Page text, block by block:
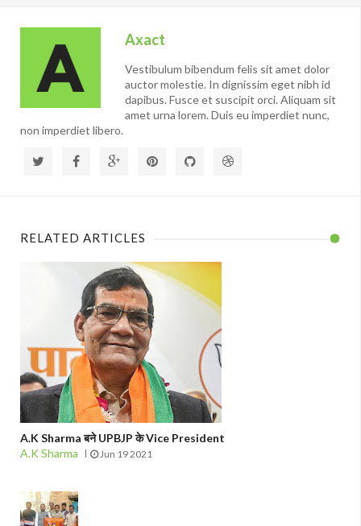
Axact
Vestibulum bibendum felis sit amet dolor
auctor molestie. In dignissim eget nibh id
dapibus. Fusce et suscipit orci. Aliquam sit
amet urna lorem. Duis eu imperdiet nunc,
non imperdiet libero.
RELATED ARTICLES
A.K Sharma बने UPBJP के Vice President
A.K Sharma
Jun 19 2021